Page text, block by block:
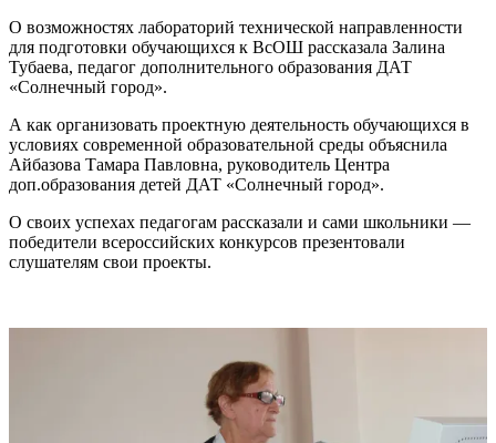
О возможностях лабораторий технической направленности
для подготовки обучающихся к ВсОШ рассказала Залина
Тубаева, педагог дополнительного образования ДАТ
«Солнечный город».
А как организовать проектную деятельность обучающихся в
условиях современной образовательной среды объяснила
Айбазова Тамара Павловна, руководитель Центра
доп.образования детей ДАТ «Солнечный город».
О своих успехах педагогам рассказали и сами школьники —
победители всероссийских конкурсов презентовали
слушателям свои проекты.